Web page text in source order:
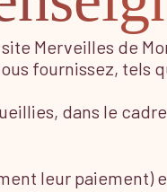
Merveilles de
fournissez, tels
dans le
leur paiement)